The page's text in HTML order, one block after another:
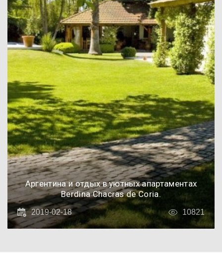
Аргентина и отдых в уютных апартаментах
Berdina Chacras de Coria.
2019-02-18 10821